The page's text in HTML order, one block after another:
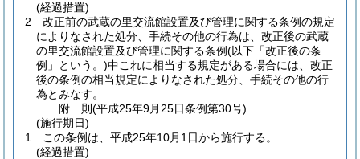
(経過措置)
2
改正前の武蔵の里交流館設置及び管理に関する条例の規定
によりなされた処分、手続その他の行為は、改正後の武蔵
の里交流館設置及び管理に関する条例(以下「改正後の条
例」という。)中これに相当する規定がある場合には、改正
後の条例の相当規定によりなされた処分、手続その他の行
為とみなす。
附 則(平成25年9月25日条例第30号)
(施行期日)
1
この条例は、平成25年10月1日から施行する。
(経過措置)